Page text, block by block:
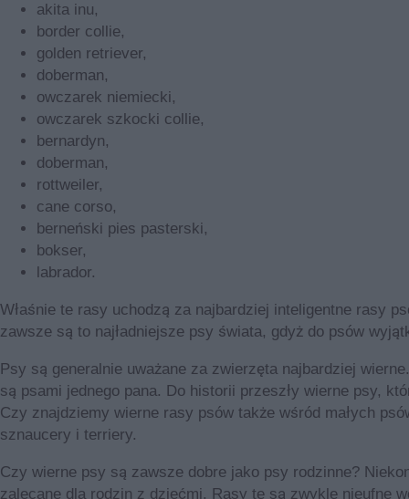
akita inu,
border collie,
golden retriever,
doberman,
owczarek niemiecki,
owczarek szkocki collie,
bernardyn,
doberman,
rottweiler,
cane corso,
berneński pies pasterski,
bokser,
labrador.
Właśnie te rasy uchodzą za najbardziej inteligentne rasy
zawsze są to najładniejsze psy świata, gdyż do psów
Psy są generalnie uważane za zwierzęta najbardziej
są psami jednego pana. Do historii przeszły wierne psy,
Czy znajdziemy wierne rasy psów także wśród małych
sznaucery i terriery.
Czy wierne psy są zawsze dobre jako psy rodzinne?
zalecane dla rodzin z dziećmi. Rasy te są zwykle nieufne